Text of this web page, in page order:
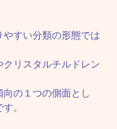
すい分類の形態では
リスタルチルドレン
の１つの側面とし
。